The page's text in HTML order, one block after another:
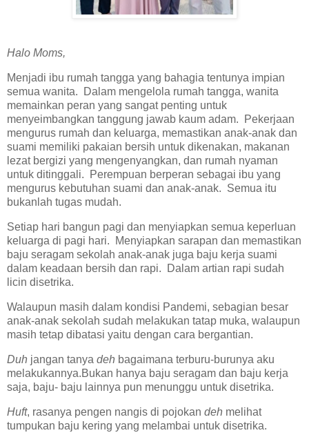
Halo Moms,
Menjadi ibu rumah tangga yang bahagia tentunya impian
semua wanita. Dalam mengelola rumah tangga, wanita
memainkan peran yang sangat penting untuk
menyeimbangkan tanggung jawab kaum adam. Pekerjaan
mengurus rumah dan keluarga, memastikan anak-anak dan
suami memiliki pakaian bersih untuk dikenakan, makanan
lezat bergizi yang mengenyangkan, dan rumah nyaman
untuk ditinggali. Perempuan berperan sebagai ibu yang
mengurus kebutuhan suami dan anak-anak. Semua itu
bukanlah tugas mudah.
Setiap hari bangun pagi dan menyiapkan semua keperluan
keluarga di pagi hari. Menyiapkan sarapan dan memastikan
baju seragam sekolah anak-anak juga baju kerja suami
dalam keadaan bersih dan rapi. Dalam artian rapi sudah
licin disetrika.
Walaupun masih dalam kondisi Pandemi, sebagian besar
anak-anak sekolah sudah melakukan tatap muka, walaupun
masih tetap dibatasi yaitu dengan cara bergantian.
Duh jangan tanya deh bagaimana terburu-burunya aku
melakukannya.Bukan hanya baju seragam dan baju kerja
saja, baju- baju lainnya pun menunggu untuk disetrika.
Huft, rasanya pengen nangis di pojokan deh melihat
tumpukan baju kering yang melambai untuk disetrika.